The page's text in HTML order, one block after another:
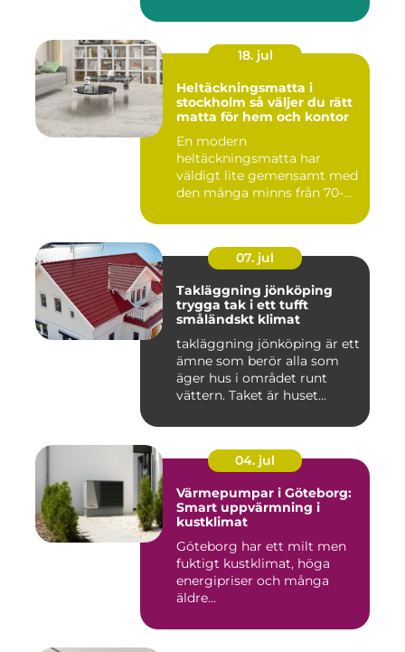
18. jul
Heltäckningsmatta i
stockholm så väljer du rätt
matta för hem och kontor
En modern
heltäckningsmatta har
väldigt lite gemensamt med
den många minns från 70-
07. jul
Takläggning jönköping
trygga tak i ett tufft
småländskt klimat
takläggning jönköping är ett
ämne som berör alla som
äger hus i området runt
vättern. Taket är huset...
04. jul
Värmepumpar i Göteborg:
Smart uppvärmning i
kustklimat
Göteborg har ett milt men
fuktigt kustklimat, höga
energipriser och många
äldre...